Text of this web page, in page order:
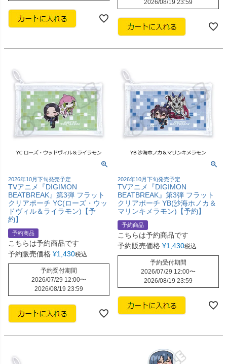
2026/08/19 23:59
2026年10月下旬発売予定
TVアニメ『DIGIMON
BEATBREAK』第3弾 フラット
クリアポーチ YC(ローズ・ウッ
ドヴィル＆ライラモン)【予
約】
予約商品
こちらは予約商品です
予約販売価格 ¥1,430税込
予約受付期間
2026/07/29 12:00〜
2026/08/19 23:59
2026年10月下旬発売予定
TVアニメ『DIGIMON
BEATBREAK』第3弾 フラット
クリアポーチ YB(沙海ホノカ＆
マリンキメラモン)【予約】
予約商品
こちらは予約商品です
予約販売価格 ¥1,430税込
予約受付期間
2026/07/29 12:00〜
2026/08/19 23:59